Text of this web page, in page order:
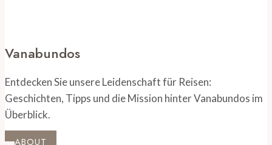
Vanabundos
Entdecken Sie unsere Leidenschaft für Reisen:
Geschichten, Tipps und die Mission hinter Vanabundos im
Überblick.
ABOUT